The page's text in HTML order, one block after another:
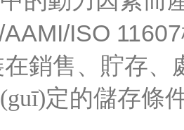
ISO 11607
銷售、貯存
定的儲存條